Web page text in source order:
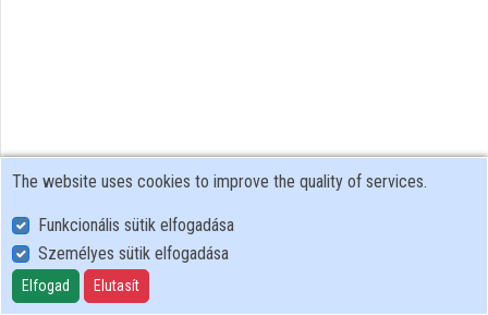
User Policy
Adatkezelési tájékoztató (en)
Cookie Policy
The website uses cookies to improve the quality of services.
Funkcionális sütik elfogadása
Személyes sütik elfogadása
Elfogad Elutasít